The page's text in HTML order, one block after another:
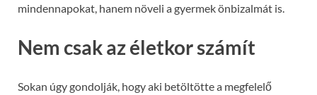
mindennapokat, hanem növeli a gyermek önbizalmát is.
Nem csak az életkor számít
Sokan úgy gondolják, hogy aki betöltötte a megfelelő